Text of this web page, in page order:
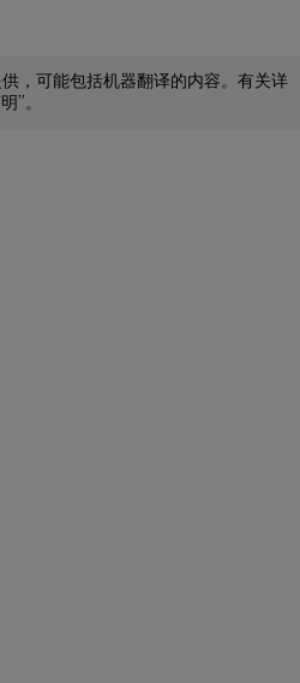
，可能包括机器翻译的内容。有关详
”。